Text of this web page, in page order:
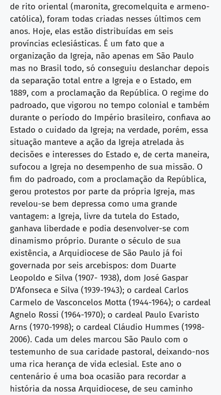
de rito oriental (maronita, grecomelquita e armeno-
católica), foram todas criadas nesses últimos cem
anos. Hoje, elas estão distribuídas em seis
províncias eclesiásticas. É um fato que a
organização da Igreja, não apenas em São Paulo
mas no Brasil todo, só conseguiu deslanchar depois
da separação total entre a Igreja e o Estado, em
1889, com a proclamação da República. O regime do
padroado, que vigorou no tempo colonial e também
durante o período do Império brasileiro, confiava ao
Estado o cuidado da Igreja; na verdade, porém, essa
situação manteve a ação da Igreja atrelada às
decisões e interesses do Estado e, de certa maneira,
sufocou a Igreja no desempenho de sua missão. O
fim do padroado, com a proclamação da República,
gerou protestos por parte da própria Igreja, mas
revelou-se bem depressa como uma grande
vantagem: a Igreja, livre da tutela do Estado,
ganhava liberdade e podia desenvolver-se com
dinamismo próprio. Durante o século de sua
existência, a Arquidiocese de São Paulo já foi
governada por seis arcebispos: dom Duarte
Leopoldo e Silva (1907- 1938), dom José Gaspar
D’Afonseca e Silva (1939-1943); o cardeal Carlos
Carmelo de Vasconcelos Motta (1944-1964); o cardeal
Agnelo Rossi (1964-1970); o cardeal Paulo Evaristo
Arns (1970-1998); o cardeal Cláudio Hummes (1998-
2006). Cada um deles marcou São Paulo com o
testemunho de sua caridade pastoral, deixando-nos
uma rica herança de vida eclesial. Este ano o
centenário é uma boa ocasião para recordar a
história da nossa Arquidiocese, de seu caminho